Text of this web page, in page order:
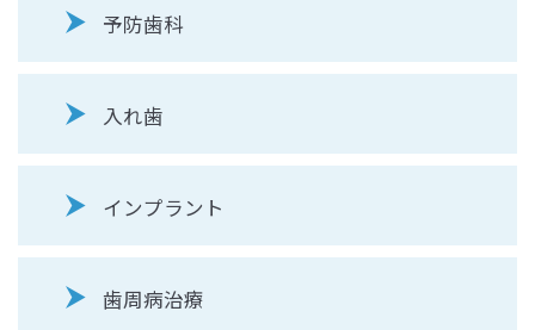
予防歯科
入れ歯
インプラント
歯周病治療